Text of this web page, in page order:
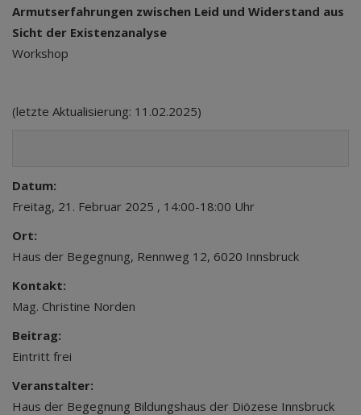
Armutserfahrungen zwischen Leid und Widerstand aus
Sicht der Existenzanalyse
Workshop
(letzte Aktualisierung: 11.02.2025)
Datum:
Freitag, 21. Februar 2025 , 14:00-18:00 Uhr
Ort:
Haus der Begegnung, Rennweg 12, 6020 Innsbruck
Kontakt:
Mag. Christine Norden
Beitrag:
Eintritt frei
Veranstalter:
Haus der Begegnung Bildungshaus der Diözese Innsbruck